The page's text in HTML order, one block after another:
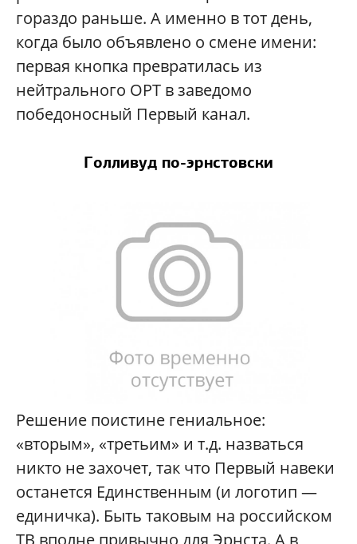
гораздо раньше. А именно в тот день,
когда было объявлено о смене имени:
первая кнопка превратилась из
нейтрального ОРТ в заведомо
победоносный Первый канал.
Голливуд по-эрнстовски
Решение поистине гениальное:
«вторым», «третьим» и т.д. назваться
никто не захочет, так что Первый навеки
останется Единственным (и логотип —
единичка). Быть таковым на российском